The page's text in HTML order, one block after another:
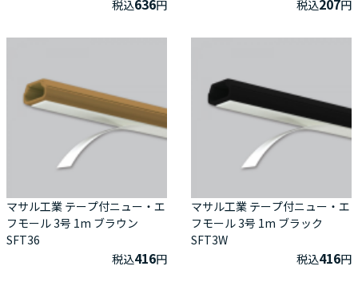
税込
円
税込
円
マサル工業 テープ付ニュー・エ
フモール 3号 1m ブラウン
SFT36
税込416円
マサル工業 テープ付ニュー・エ
フモール 3号 1m ブラック
SFT3W
税込416円